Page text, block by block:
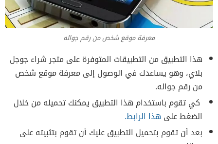
معرفة موقع شخص من رقم جواله
هذا التطبيق من التطبيقات المتوفرة على متجر شراء جوجل
بلاي، وهو يساعدك في الوصول إلى معرفة موقع شخص
من رقم جواله.
كي تقوم باستخدام هذا التطبيق يمكنك تحميله من خلال
الضغط على هذا الرابط.
بعد أن تقوم بتحميل التطبيق عليك أن تقوم بتثبيته على